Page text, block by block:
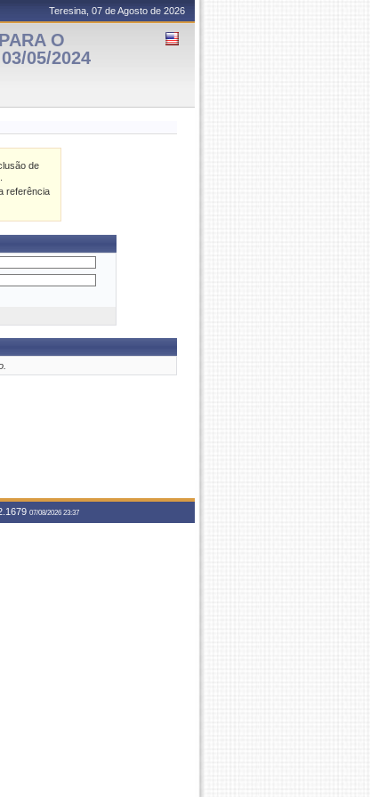
Teresina, 07 de Agosto de 2026
O
05/2024
de
referência
07/08/2026 23:37